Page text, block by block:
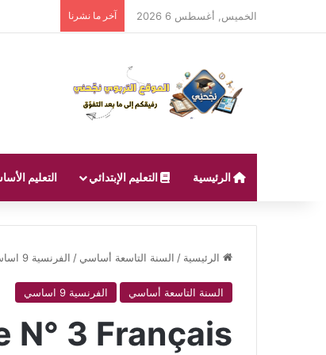
الخميس, أغسطس 6 2026 آخر ما نشرنا
الرئيسية التعليم الإبتدائي التعليم
الرئيسية / السنة التاسعة أساسي / الفرنسية 9 اساسي
السنة التاسعة أساسي الفرنسية 9 اساسي
N° 3 Français